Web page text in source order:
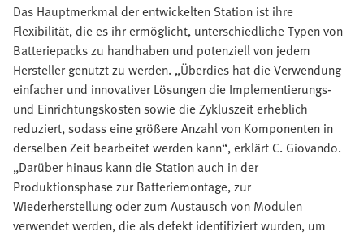
Das Hauptmerkmal der entwickelten Station ist ihre
Flexibilität, die es ihr ermöglicht, unterschiedliche Typen von
Batteriepacks zu handhaben und potenziell von jedem
Hersteller genutzt zu werden. „Überdies hat die Verwendung
einfacher und innovativer Lösungen die Implementierungs-
und Einrichtungskosten sowie die Zykluszeit erheblich
reduziert, sodass eine größere Anzahl von Komponenten in
derselben Zeit bearbeitet werden kann“, erklärt C. Giovando.
„Darüber hinaus kann die Station auch in der
Produktionsphase zur Batteriemontage, zur
Wiederherstellung oder zum Austausch von Modulen
verwendet werden, die als defekt identifiziert wurden, um